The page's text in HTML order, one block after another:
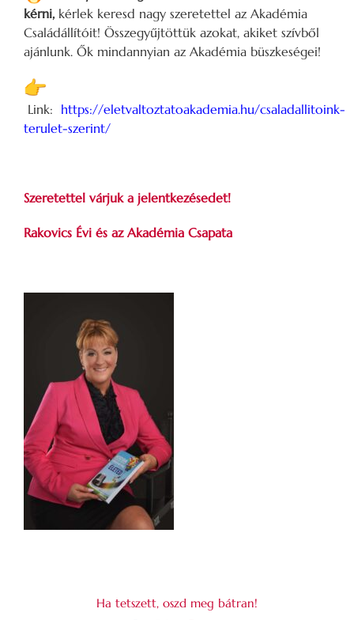
kérni, kérlek keresd nagy szeretettel az Akadémia
Családállítóit! Összegyűjtöttük azokat, akiket szívből
ajánlunk. Ők mindannyian az Akadémia büszkeségei!
Link: https://eletvaltoztatoakademia.hu/csaladallitoink-
terulet-szerint/
Szeretettel várjuk a jelentkezésedet!
Rakovics Évi és az Akadémia Csapata
Ha tetszett, oszd meg bátran!